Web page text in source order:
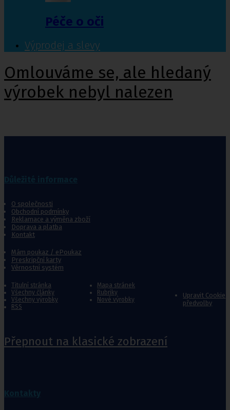
Péče o oči
Výprodej a slevy
Omlouváme se, ale hledaný
výrobek nebyl nalezen
O společnosti
Obchodní podmínky
Reklamace a výměna zboží
Doprava a platba
Kontakt
Mám poukaz / ePoukaz
Preskripční karty
Věrnostní systém
Titulní stránka
Mapa stránek
Všechny články
Rubriky
Všechny výrobky
Nové výrobky
RSS
Upravit Cookie
předvolby
Přepnout na klasické zobrazení